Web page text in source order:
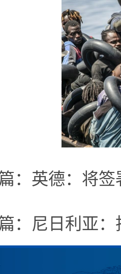
： 英德：将
： 尼日利亚